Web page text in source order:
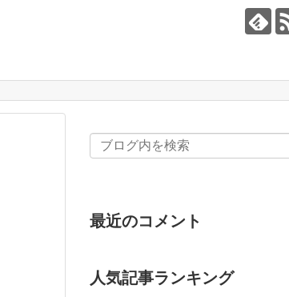
最近のコメント
人気記事ランキング